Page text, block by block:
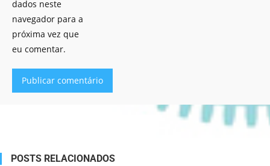
dados neste
navegador para a
próxima vez que
eu comentar.
POSTS RELACIONADOS